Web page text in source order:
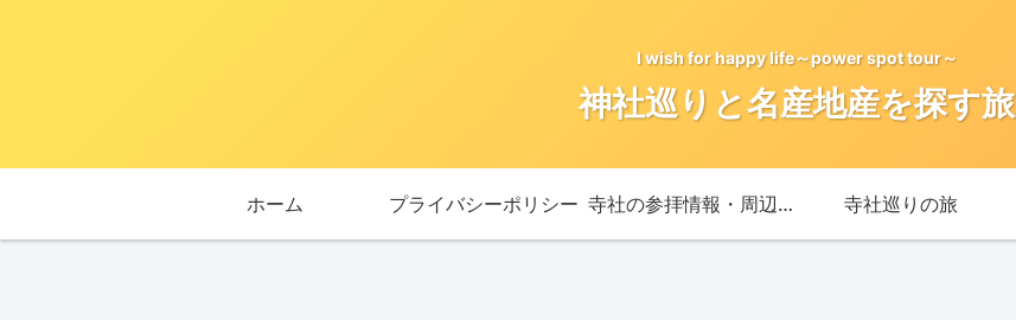
I wish for happy life～power spot tour～
神社巡りと名産地産を探す旅
ホーム プライバシーポリシー 寺社の参拝情報・周辺情報 寺社巡りの旅